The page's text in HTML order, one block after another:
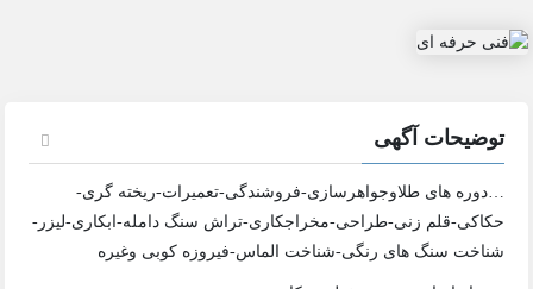
توضیحات آگهی
…دوره های طلاوجواهرسازی-فروشندگی-تعمیرات-ریخته گری-
حکاکی-قلم زنی-طراحی-مخراجکاری-تراش سنگ دامله-ابکاری-لیزر-
شناخت سنگ های رنگی-شناخت الماس-فیروزه کوبی وغیره